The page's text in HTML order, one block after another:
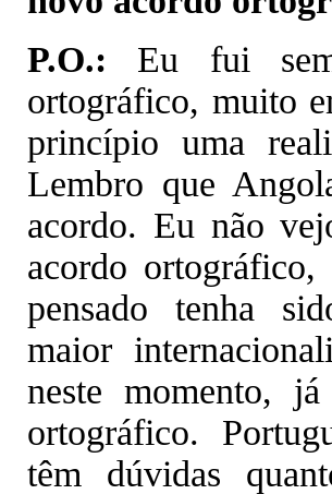
P.O.: Eu fui
ortográfico, muito
princípio uma
Lembro que
acordo. Eu não
acordo
pensado tenha
maior
neste momento,
ortográfico.
têm dúvidas